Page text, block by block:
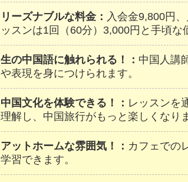
リーズナブルな料金： 入会金9,800円
ッスンは1回（60分）3,000円と手頃な
生の中国語に触れられる！： 中国人講
や表現を身につけられます。
中国文化を体験できる！： レッスンを
理解し、中国旅行がもっと楽しくなり
アットホームな雰囲気！： カフェでの
学習できます。